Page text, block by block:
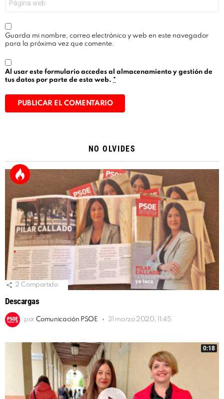
Guarda mi nombre, correo electrónico y web en este navegador
para la próxima vez que comente.
Al usar este formulario accedes al almacenamiento y gestión de
tus datos por parte de esta web. *
NO OLVIDES
2 Compartido
Descargas
por Comunicación PSOE 31 marzo 2020, 11:45
0:18